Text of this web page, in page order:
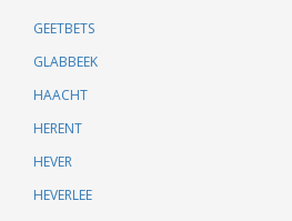
GEETBETS
GLABBEEK
HAACHT
HERENT
HEVER
HEVERLEE